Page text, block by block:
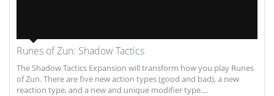
Runes of Zun: Shadow Tactics
The Shadow Tactics Expansion will transform how you play Runes
of Zun. There are five new action types (good and bad), a new
reaction type, and a new and unique modifier type....